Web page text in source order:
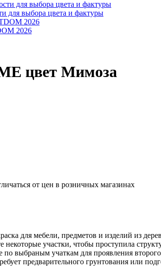
для выбора цвета и фактуры
2026
цвет Мимоза
от цен в розничных магазинах
для мебели, предметов и изделий из
участки, чтобы проступила
по выбраным учаткам для проявления
предварительного грунтования или